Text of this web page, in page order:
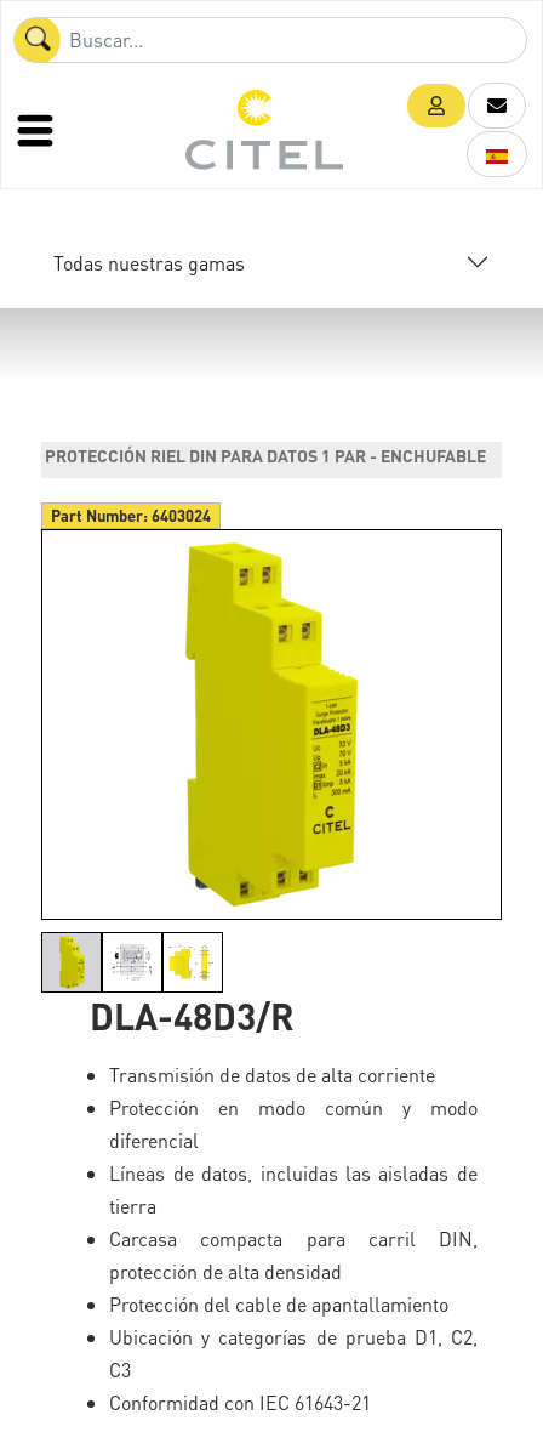
Todas nuestras gamas
PROTECCIÓN RIEL DIN PARA DATOS 1 PAR - ENCHUFABLE
Part Number:6403024
DLA-48D3/R
Transmisión de datos de alta corriente
Protección en modo común y modo
diferencial
Líneas de datos, incluidas las aisladas de
tierra
Carcasa compacta para carril DIN,
protección de alta densidad
Protección del cable de apantallamiento
Ubicación y categorías de prueba D1, C2,
C3
Conformidad con IEC 61643-21